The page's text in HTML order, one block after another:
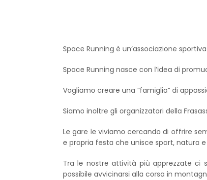
Space Running è un’associazione
Space Running nasce con l’idea di
Vogliamo creare una “famiglia” di
Siamo inoltre gli organizzatori della
Le gare le viviamo cercando di offrire
e propria festa che unisce sport, natura
Tra le nostre attività più apprezzate ci
possibile avvicinarsi alla corsa in